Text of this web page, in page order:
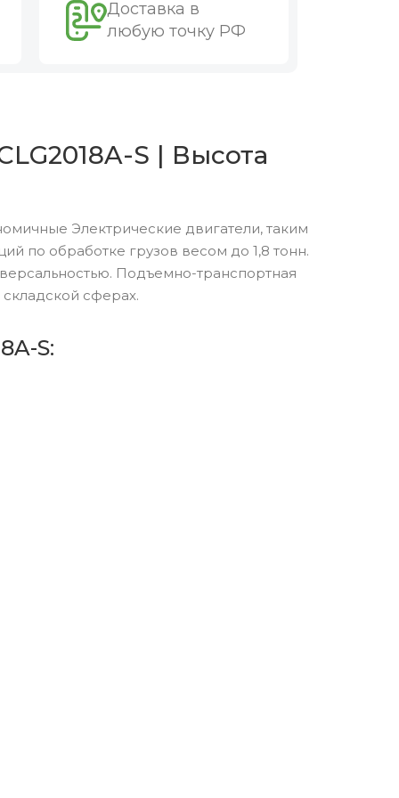
Доставка в
любую точку РФ
S | Высота
Электрические двигатели, таким
по обработке грузов весом до 1,8 тонн.
Подъемно-транспортная
сферах.
S: